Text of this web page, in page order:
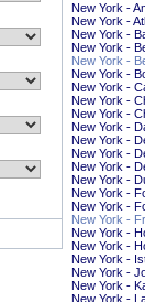
New York -
New York -
New York -
New York -
New York -
New York -
New York -
New York -
New York -
New York -
New York -
New York -
New York -
New York -
New York -
New York -
New York -
New York -
New York -
New York -
New York -
New York -
New York -